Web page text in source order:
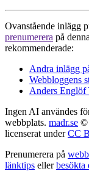
Ovanstående inlägg
prenumerera på
rekommenderade:
Andra inlägg
Webbloggens
Anders Englöf
Ingen AI användes
webbplats. madr.se ©
licenserat underCC
Prenumerera på
länktips ellerbesökta